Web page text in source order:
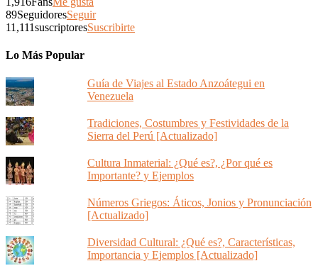
89SeguidoresSeguir
11,111suscriptoresSuscribirte
Lo Más Popular
Guía de Viajes al Estado Anzoátegui en
Venezuela
Tradiciones, Costumbres y Festividades de la
Sierra del Perú [Actualizado]
Cultura Inmaterial: ¿Qué es?, ¿Por qué es
Importante? y Ejemplos
Números Griegos: Áticos, Jonios y Pronunciación
[Actualizado]
Diversidad Cultural: ¿Qué es?, Características,
Importancia y Ejemplos [Actualizado]